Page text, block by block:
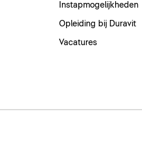
Instapmogelijkheden
Opleiding bij Duravit
Vacatures